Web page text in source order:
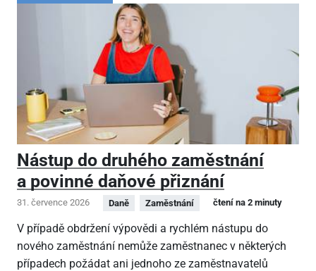
Nástup do druhého zaměstnání
a povinné daňové přiznání
31. července 2026 Daně Zaměstnání čtení na 2 minuty
V případě obdržení výpovědi a rychlém nástupu do
nového zaměstnání nemůže zaměstnanec v některých
případech požádat ani jednoho ze zaměstnavatelů